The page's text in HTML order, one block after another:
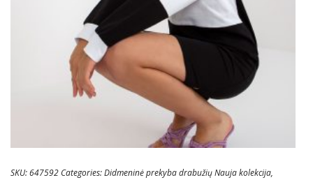
SKU:647592 Categories:Didmeninė prekyba drabužių Nauja kolekcija,